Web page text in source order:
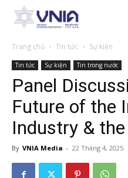
Trang chủ Tin tức Sự kiện
Tin tức Sự kiện Tin trong nước
Panel
Future of the
Industry &
By VNIA Media - 22 Tháng 4, 2025